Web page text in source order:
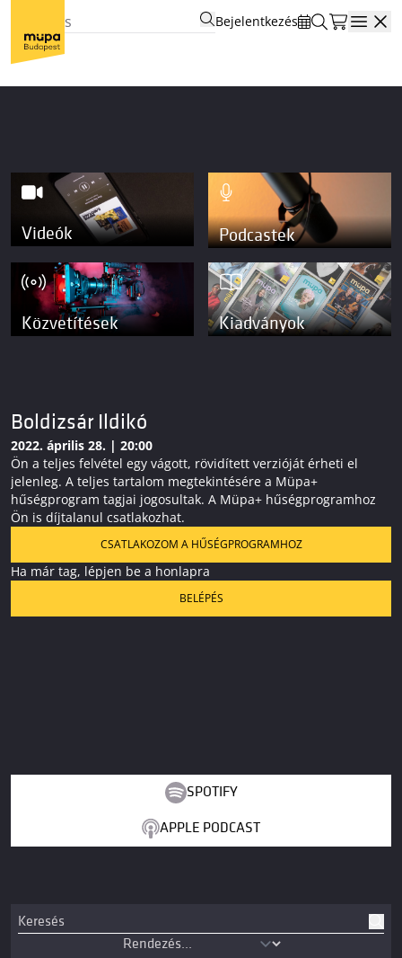
Bejelentkezés
Videók Podcastek
Közvetítések Kiadványok
Boldizsár Ildikó
2022. április 28. | 20:00
Ön a teljes felvétel egy vágott, rövidített verzióját érheti el
jelenleg. A teljes tartalom megtekintésére a Müpa+
hűségprogram tagjai jogosultak. A Müpa+ hűségprogramhoz
Ön is díjtalanul csatlakozhat.
CSATLAKOZOM A HŰSÉGPROGRAMHOZ
Ha már tag, lépjen be a honlapra
BELÉPÉS
SPOTIFY
APPLE PODCAST